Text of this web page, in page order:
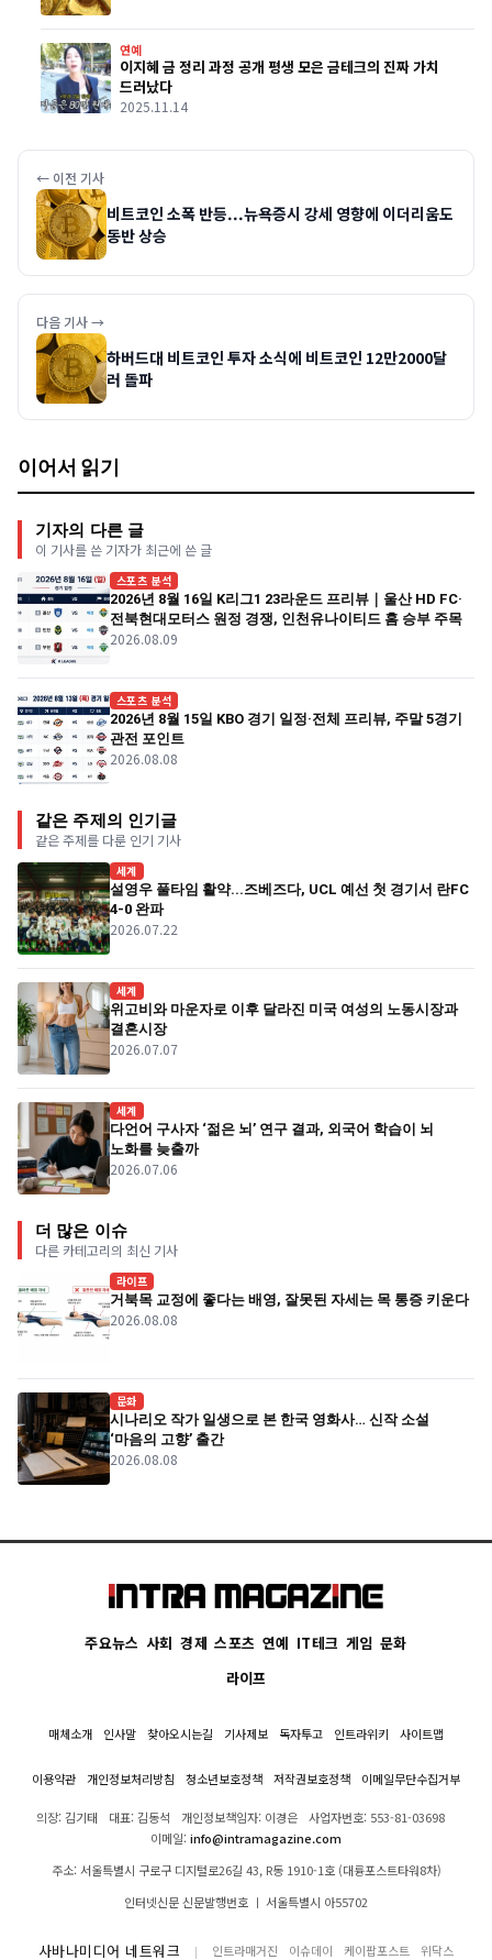
연예
이지혜 금 정리 과정 공개 평생 모은 금테크의 진짜 가치
드러났다
2025.11.14
← 이전 기사
비트코인 소폭 반등...뉴욕증시 강세 영향에 이더리움도
동반 상승
다음 기사 →
하버드대 비트코인 투자 소식에 비트코인 12만2000달
러 돌파
이어서 읽기
기자의 다른 글
이 기사를 쓴 기자가 최근에 쓴 글
스포츠 분석
2026년 8월 16일 K리그1 23라운드 프리뷰｜울산 HD FC·
전북현대모터스 원정 경쟁, 인천유나이티드 홈 승부 주목
2026.08.09
스포츠 분석
2026년 8월 15일 KBO 경기 일정·전체 프리뷰, 주말 5경기
관전 포인트
2026.08.08
같은 주제의 인기글
같은 주제를 다룬 인기 기사
세계
설영우 풀타임 활약...즈베즈다, UCL 예선 첫 경기서 란FC
4-0 완파
2026.07.22
세계
위고비와 마운자로 이후 달라진 미국 여성의 노동시장과
결혼시장
2026.07.07
세계
다언어 구사자 ‘젊은 뇌’ 연구 결과, 외국어 학습이 뇌
노화를 늦출까
2026.07.06
더 많은 이슈
다른 카테고리의 최신 기사
라이프
거북목 교정에 좋다는 배영, 잘못된 자세는 목 통증 키운다
2026.08.08
문화
시나리오 작가 일생으로 본 한국 영화사… 신작 소설
‘마음의 고향’ 출간
2026.08.08
주요뉴스 사회 경제 스포츠 연예 IT테크 게임 문화
라이프
매체소개 인사말 찾아오시는길 기사제보 독자투고 인트라위키 사이트맵
이용약관 개인정보처리방침 청소년보호정책 저작권보호정책 이메일무단수집거부
의장: 김기태 대표: 김동석 개인정보책임자: 이경은
사업자번호: 553-81-03698
이메일:info@intramagazine.com
주소: 서울특별시 구로구 디지털로26길 43, R동 1910-1호 (대륭포스트타워8차)
인터넷신문 신문발행번호 ㅣ 서울특별시 아55702
사바나미디어 네트워크 인트라매거진 이슈데이 케이팝포스트 위닥스